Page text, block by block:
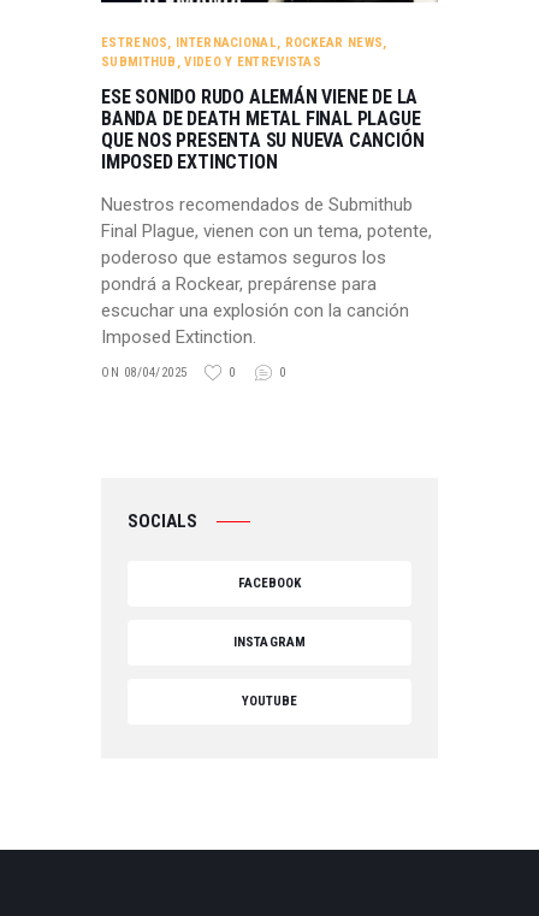
ESTRENOS, INTERNACIONAL, ROCKEAR NEWS,
SUBMITHUB ,VIDEO Y ENTREVISTAS
ESE SONIDO RUDO ALEMÁN VIENE DE LA
BANDA DE DEATH METAL FINAL PLAGUE
QUE NOS PRESENTA SU NUEVA CANCIÓN
IMPOSED EXTINCTION
Nuestros recomendados de Submithub
Final Plague, vienen con un tema, potente,
poderoso que estamos seguros los
pondrá a Rockear, prepárense para
escuchar una explosión con la canción
Imposed Extinction.
ON 08/04/2025 0 0
SOCIALS
FACEBOOK
INSTAGRAM
YOUTUBE